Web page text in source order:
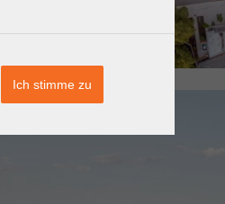
Ich stimme zu